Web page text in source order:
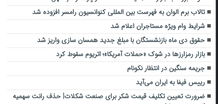
تالاب برم الوان به فهرست بین المللی کنوانسیون رامسر افزوده شد
شرایط وام ویژه مستاجران اعلام شد
حقوق دی ماه بازنشستگان با مبلغ جدید همسان سازی واریز شد
بازار رمزارزها در شوک «حملات آمریکا»؛ اتریوم سقوط کرد
جریمه سنگین در انتظار نکونام
رییس فیفا به ایران می‌آید
ضرورت تعیین تکلیف قیمت شکر برای صنعت شکلات| حذف رانت سهمیه